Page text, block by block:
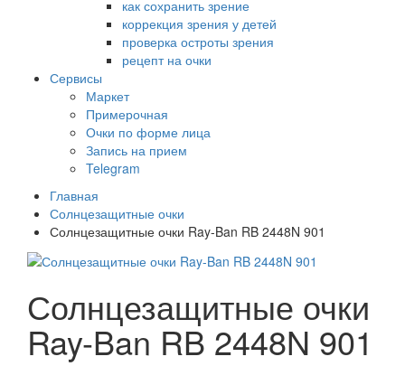
как сохранить зрение
коррекция зрения у детей
проверка остроты зрения
рецепт на очки
Сервисы
Маркет
Примерочная
Очки по форме лица
Запись на прием
Telegram
Главная
Солнцезащитные очки
Солнцезащитные очки Ray-Ban RB 2448N 901
Солнцезащитные очки
Ray-Ban RB 2448N 901